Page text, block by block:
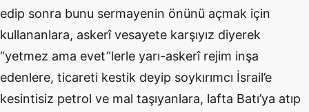
edip sonra bunu sermayenin önünü açmak için
kullananlara, askerî vesayete karşıyız diyerek
“yetmez ama evet”lerle yarı-askerî rejim inşa
edenlere, ticareti kestik deyip soykırımcı İsrail’e
kesintisiz petrol ve mal taşıyanlara, lafta Batı’ya atıp